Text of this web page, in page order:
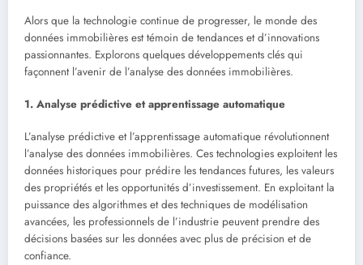
Alors que la technologie continue de progresser, le monde des
données immobilières est témoin de tendances et d’innovations
passionnantes. Explorons quelques développements clés qui
façonnent l’avenir de l’analyse des données immobilières.
1. Analyse prédictive et apprentissage automatique
L’analyse prédictive et l’apprentissage automatique révolutionnent
l’analyse des données immobilières. Ces technologies exploitent les
données historiques pour prédire les tendances futures, les valeurs
des propriétés et les opportunités d’investissement. En exploitant la
puissance des algorithmes et des techniques de modélisation
avancées, les professionnels de l’industrie peuvent prendre des
décisions basées sur les données avec plus de précision et de
confiance.